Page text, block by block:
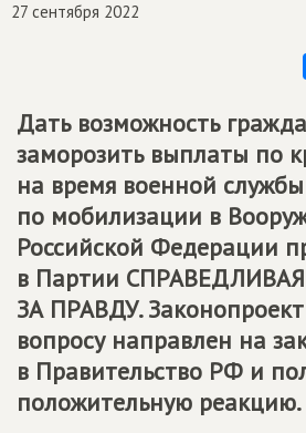
27 сентября 2022
Дать возможность
заморозить выплаты по
на время военной службы
по мобилизации в
Российской Федерации
в Партии
ЗА ПРАВДУ.
вопросу направлен на
в Правительство РФ и
положительную реакцию.